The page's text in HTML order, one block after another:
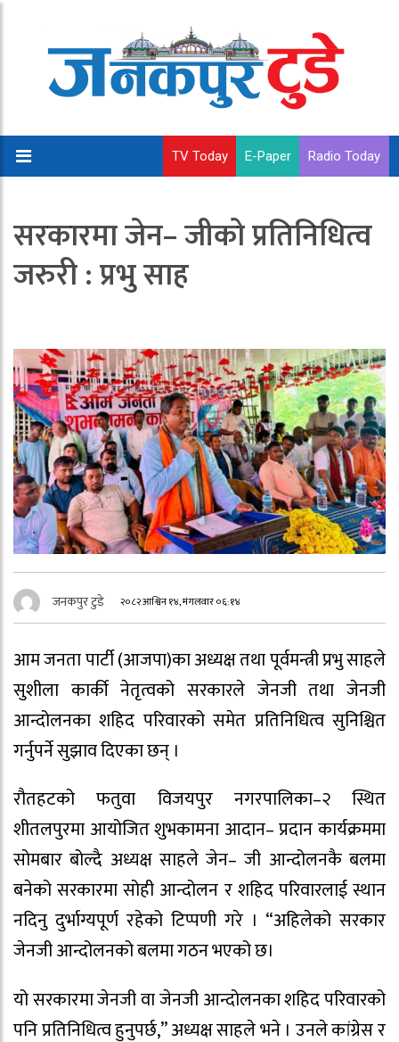
TV Today E-Paper Radio Today
सरकारमा जेन– जीको प्रतिनिधित्व
जरुरी : प्रभु साह
जनकपुर टुडे २०८२ आश्विन १४, मंगलवार ०६:१४
आम जनता पार्टी (आजपा)का अध्यक्ष तथा पूर्वमन्त्री प्रभु साहले
सुशीला कार्की नेतृत्वको सरकारले जेनजी तथा जेनजी
आन्दोलनका शहिद परिवारको समेत प्रतिनिधित्व सुनिश्चित
गर्नुपर्ने सुझाव दिएका छन् ।
रौतहटको फतुवा विजयपुर नगरपालिका–२ स्थित
शीतलपुरमा आयोजित शुभकामना आदान– प्रदान कार्यक्रममा
सोमबार बोल्दै अध्यक्ष साहले जेन– जी आन्दोलनकै बलमा
बनेको सरकारमा सोही आन्दोलन र शहिद परिवारलाई स्थान
नदिनु दुर्भाग्यपूर्ण रहेको टिप्पणी गरे । “अहिलेको सरकार
जेनजी आन्दोलनको बलमा गठन भएको छ।
यो सरकारमा जेनजी वा जेनजी आन्दोलनका शहिद परिवारको
पनि प्रतिनिधित्व हुनुपर्छ,” अध्यक्ष साहले भने । उनले कांग्रेस र